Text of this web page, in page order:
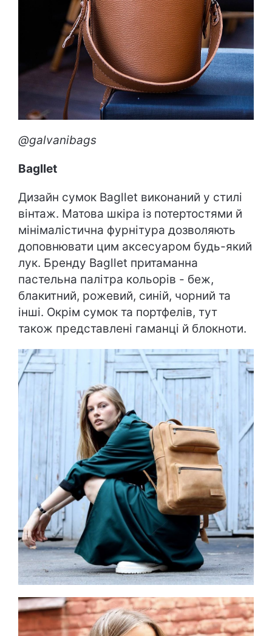
@galvanibags
Bagllet
Дизайн сумок Bagllet виконаний у стилі
вінтаж. Матова шкіра із потертостями й
мінімалістична фурнітура дозволяють
доповнювати цим аксесуаром будь-який
лук. Бренду Bagllet притаманна
пастельна палітра кольорів - беж,
блакитний, рожевий, синій, чорний та
інші. Окрім сумок та портфелів, тут
також представлені гаманці й блокноти.